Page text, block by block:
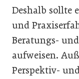
Deshalb sollte
und
Beratungs-
aufweisen.
Perspektiv-